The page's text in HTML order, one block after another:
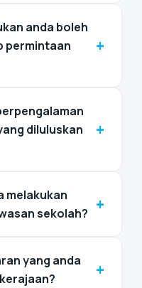
anda boleh
permintaan
+
diluluskan
+
melakukan
sekolah? +
yang anda
+